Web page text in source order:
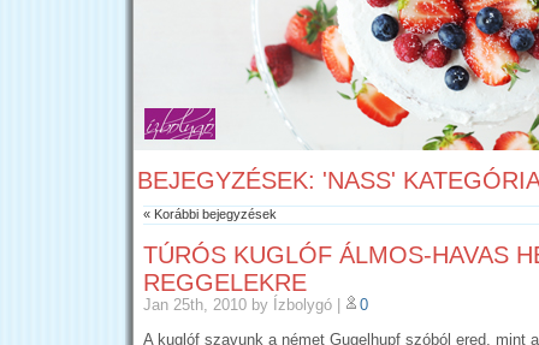
BEJEGYZÉSEK: 'NASS'
« Korábbi bejegyzések
TÚRÓS KUGLÓF ÁLMOS-HAVAS
REGGELEKRE
Jan 25th, 2010 by Ízbolygó
0
A kuglóf szavunk a német Gugelhupf szóból ered, mint